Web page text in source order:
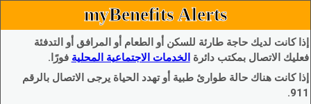
myBenefits Alerts
إذا كانت لديك حاجة طارئة للسكن أو الطعام أو المرافق أو التدفئة
فعليك الاتصال بمكتب دائرة الخدمات الاجتماعية المحلية فورًا.
إذا كانت هناك حالة طوارئ طبية أو تهدد الحياة يرجى الاتصال بالرقم
911.